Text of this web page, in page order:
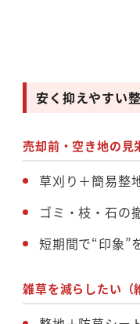
安く抑えやすい
売却前・空き地の見
草刈り＋簡易整
ゴミ・枝・石の
短期間で“印象”
雑草を減らしたい（